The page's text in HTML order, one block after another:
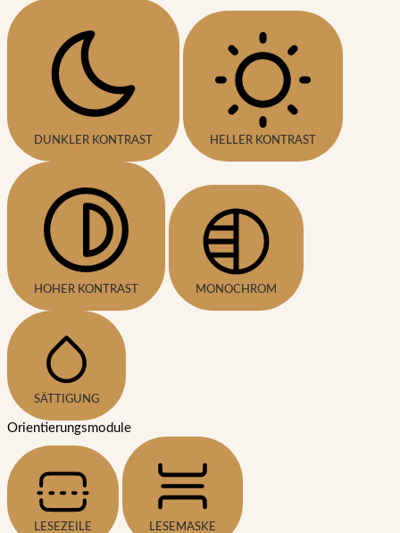
DUNKLER KONTRAST HELLER KONTRAST
HOHER KONTRAST MONOCHROM
SÄTTIGUNG
Orientierungsmodule
LESEZEILE LESEMASKE